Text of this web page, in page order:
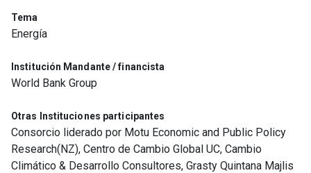
Tema
Energía
Institución Mandante / financista
World Bank Group
Otras Instituciones participantes
Consorcio liderado por Motu Economic and Public Policy
Research(NZ), Centro de Cambio Global UC, Cambio
Climático & Desarrollo Consultores, Grasty Quintana Majlis